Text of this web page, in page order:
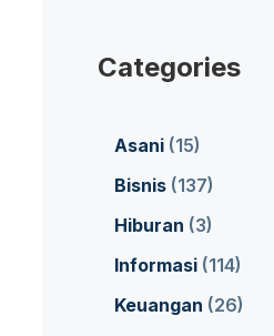
Categories
Asani (15)
Bisnis (137)
Hiburan (3)
Informasi (114)
Keuangan (26)